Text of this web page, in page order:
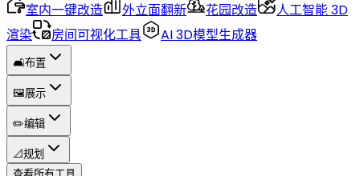
室内一键改造 外立面翻新 花园改造
人工智能 3D
渲染
房间可视化工具 AI 3D模型生成器
🛋️布置
🖼️展示
✏️编辑
📐规划